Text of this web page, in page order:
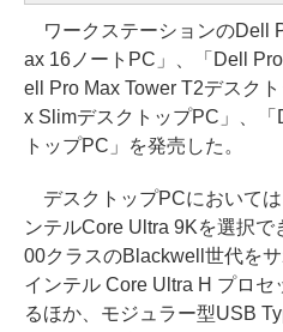
ワークステーションのDell
ax 16ノートPC」、「Dell
ell Pro Max Tower T2デスク
x SlimデスクトップPC」、「
トップPC」を発売した。
デスクトップPCにおいて
ンテルCore Ultra 9Kを選択
00クラスのBlackwell世代を
インテル Core Ultra H プロ
るほか、モジュラー型USB